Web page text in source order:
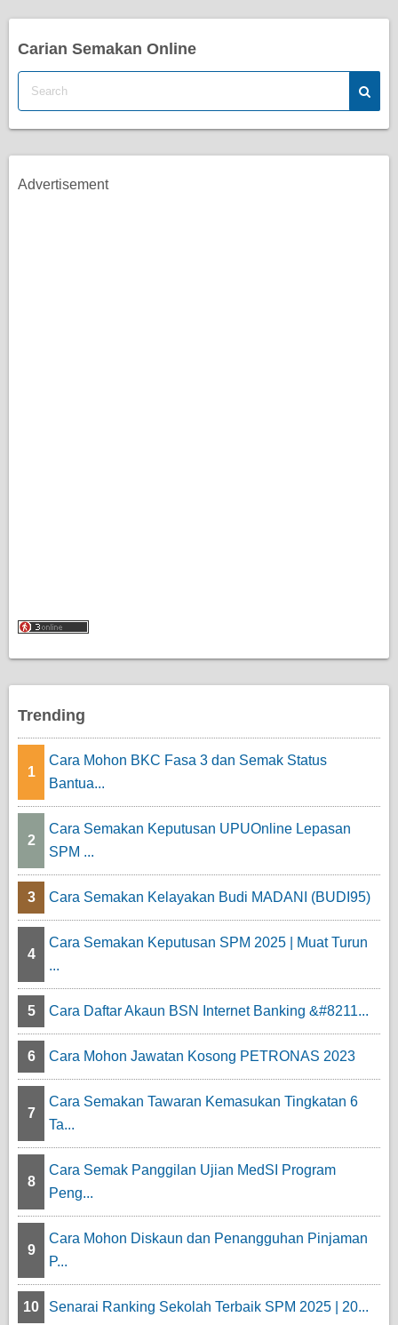
Carian Semakan Online
Advertisement
Trending
1
Cara Mohon BKC Fasa 3 dan Semak Status
Bantua...
2
Cara Semakan Keputusan UPUOnline Lepasan
SPM ...
3 Cara Semakan Kelayakan Budi MADANI (BUDI95)
4
Cara Semakan Keputusan SPM 2025 | Muat Turun
...
5 Cara Daftar Akaun BSN Internet Banking &#8211...
6 Cara Mohon Jawatan Kosong PETRONAS 2023
7
Cara Semakan Tawaran Kemasukan Tingkatan 6
Ta...
8
Cara Semak Panggilan Ujian MedSI Program
Peng...
9
Cara Mohon Diskaun dan Penangguhan Pinjaman
P...
10 Senarai Ranking Sekolah Terbaik SPM 2025 | 20...